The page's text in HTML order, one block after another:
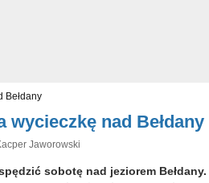
Bełdany
wycieczkę nad Bełdany
Jaworowski
sobotę nad jeziorem Bełdany.